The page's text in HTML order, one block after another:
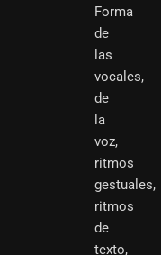
Forma
de
las
vocales,
de
la
voz,
ritmos
gestuales,
ritmos
de
texto,